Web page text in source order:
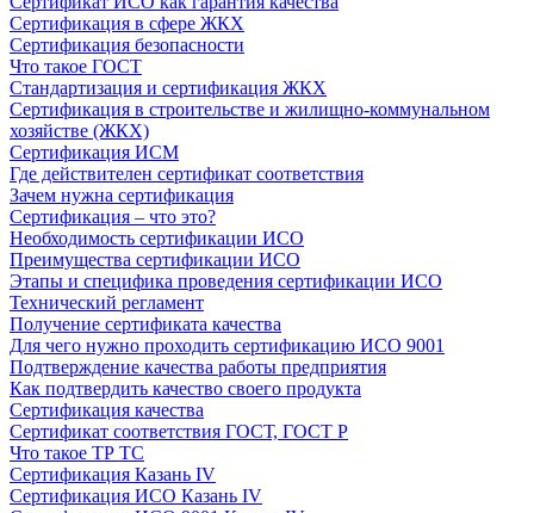
Сертификация в сфере ЖКХ
Сертификация безопасности
Что такое ГОСТ
Стандартизация и сертификация ЖКХ
Сертификация в строительстве и жилищно-коммунальном
хозяйстве (ЖКХ)
Сертификация ИСМ
Где действителен сертификат соответствия
Зачем нужна сертификация
Сертификация – что это?
Необходимость сертификации ИСО
Преимущества сертификации ИСО
Этапы и специфика проведения сертификации ИСО
Технический регламент
Получение сертификата качества
Для чего нужно проходить сертификацию ИСО 9001
Подтверждение качества работы предприятия
Как подтвердить качество своего продукта
Сертификация качества
Сертификат соответствия ГОСТ, ГОСТ Р
Что такое ТР ТС
Сертификация Казань IV
Сертификация ИСО Казань IV